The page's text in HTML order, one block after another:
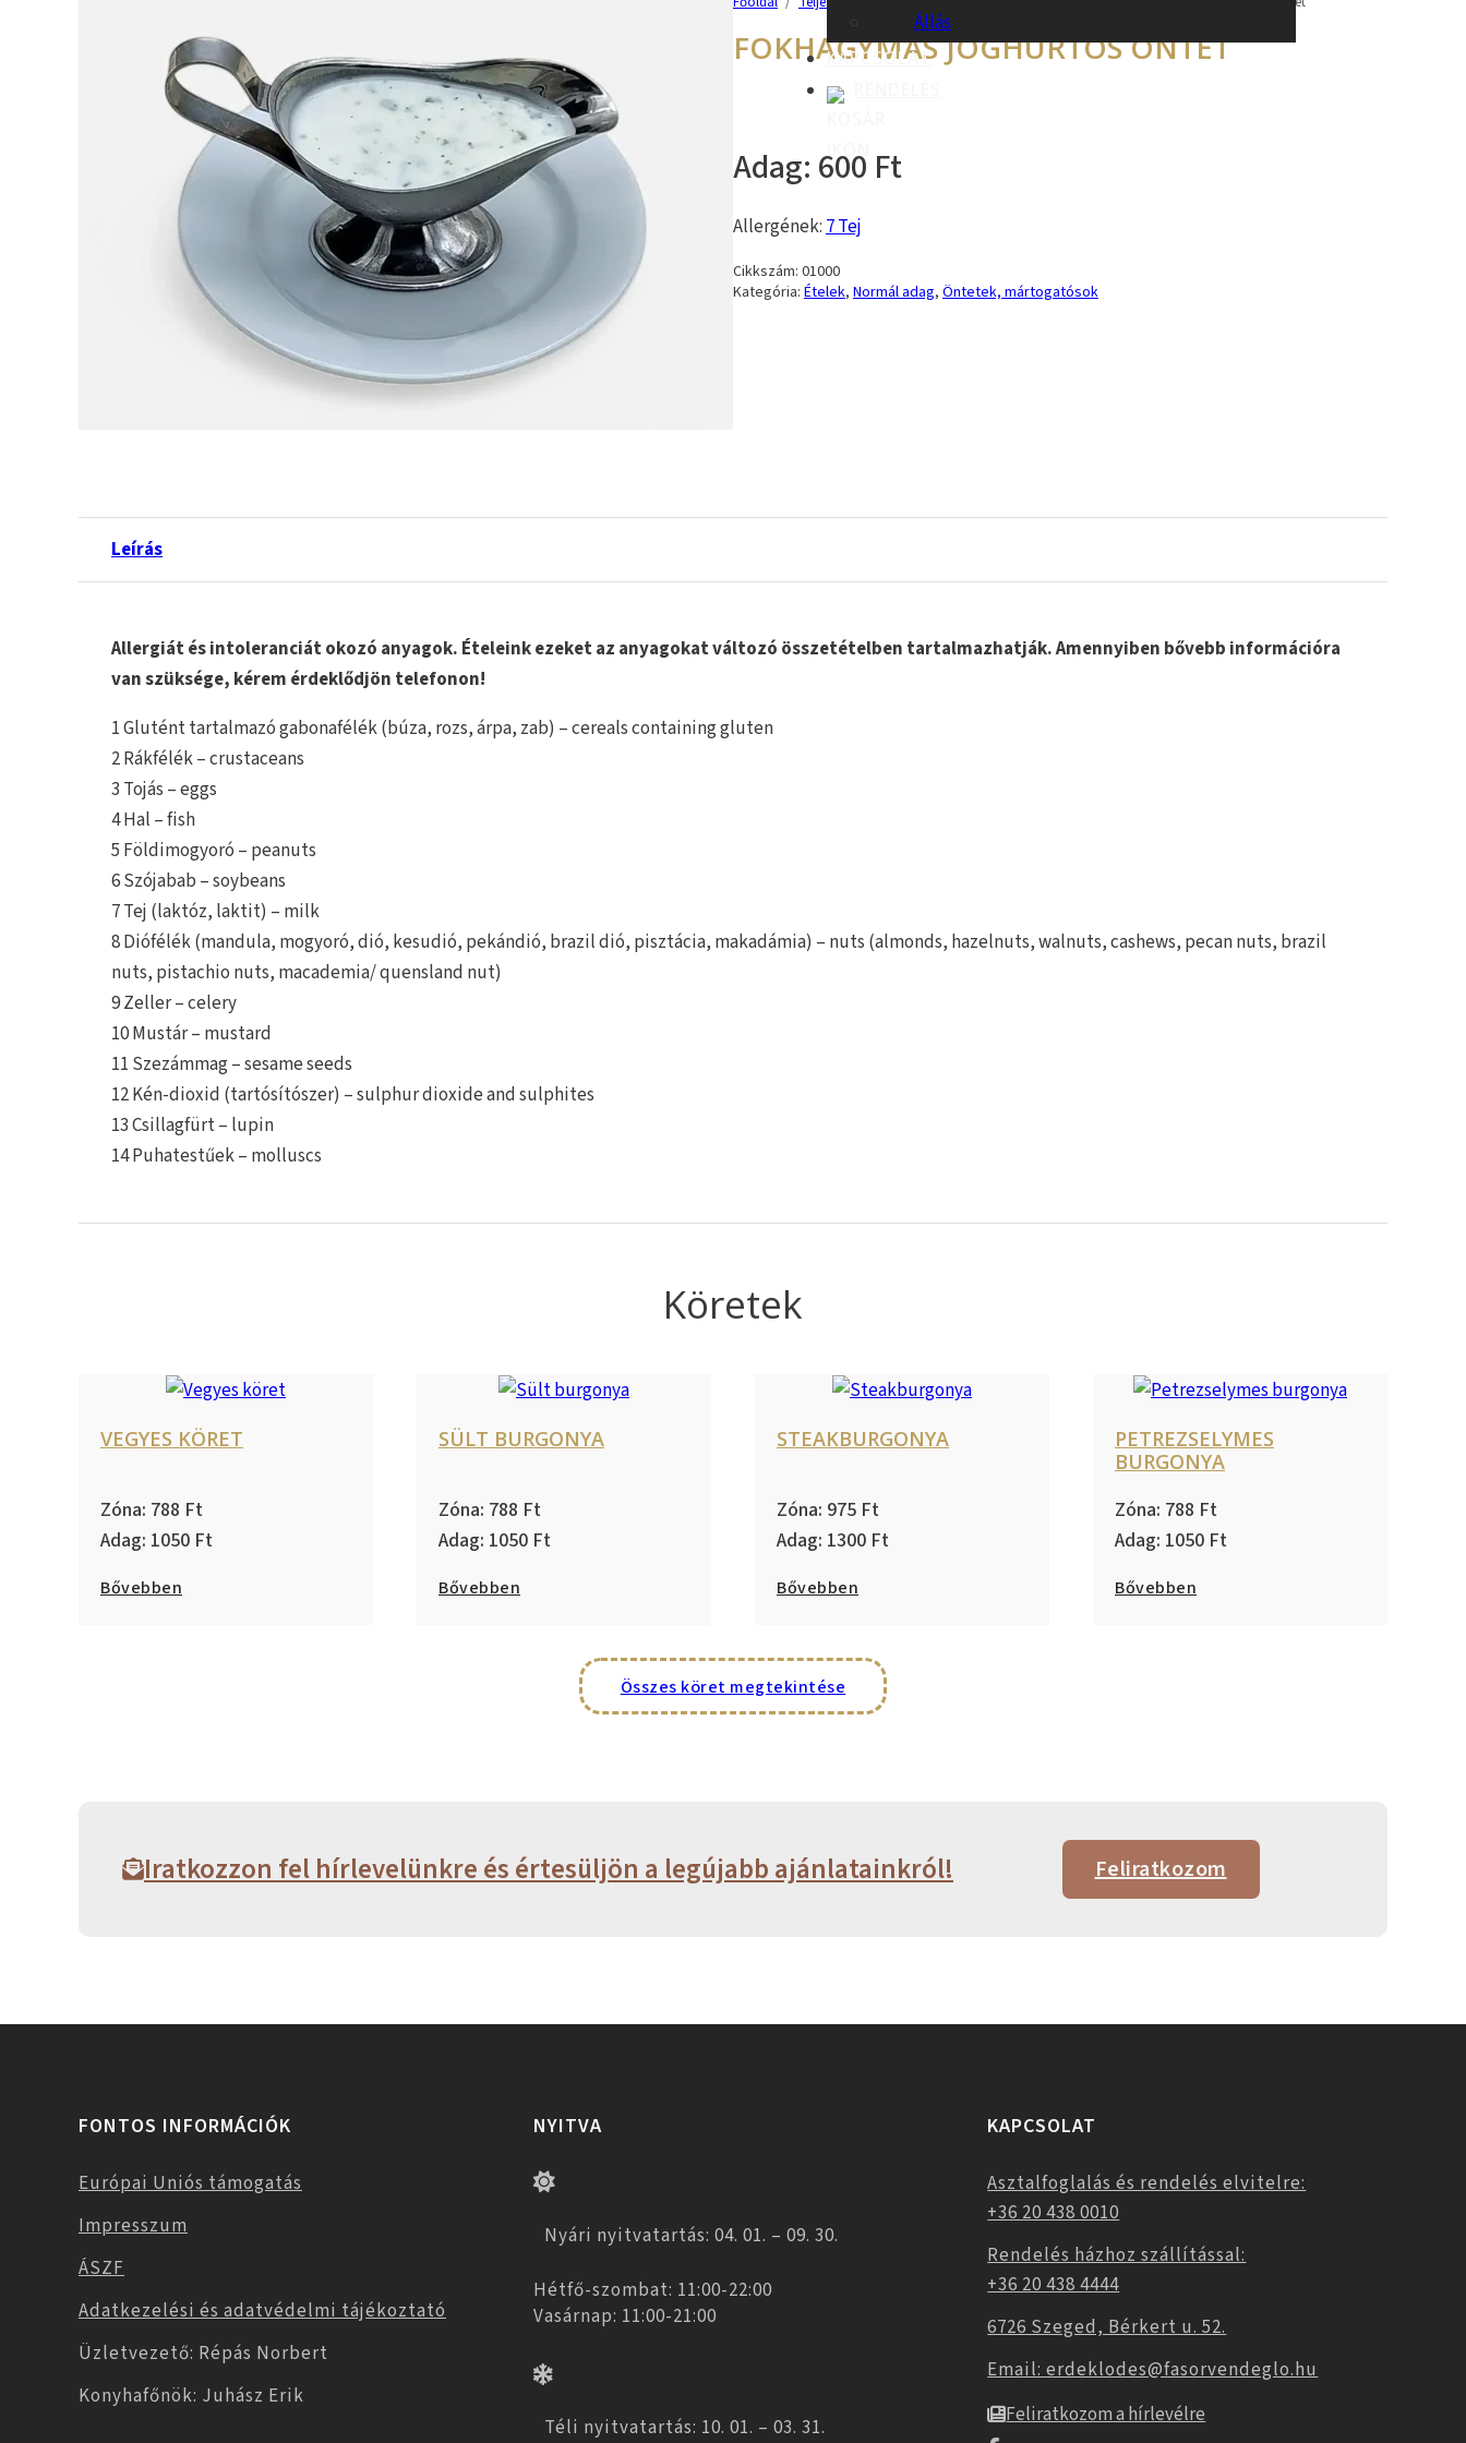
Állás
KAPCSOLAT
FOKHAGYMÁS JOGHURTOS ÖNTET
600
Allergének:7 Tej
Cikkszám: 01000
Kategória: Ételek, Normál adag, Öntetek, mártogatósok
Leírás
Allergiát és intoleranciát okozó anyagok. Ételeink ezeket az anyagokat változó összetételben tartalmazhatják. Amennyiben bővebb információra
van szüksége, kérem érdeklődjön telefonon!
1 Glutént tartalmazó gabonafélék (búza, rozs, árpa, zab) – cereals containing gluten
2 Rákfélék – crustaceans
3 Tojás – eggs
4 Hal – fish
5 Földimogyoró – peanuts
6 Szójabab – soybeans
7 Tej (laktóz, laktit) – milk
8 Diófélék (mandula, mogyoró, dió, kesudió, pekándió, brazil dió, pisztácia, makadámia) – nuts (almonds, hazelnuts, walnuts, cashews, pecan nuts, brazil
nuts, pistachio nuts, macademia/ quensland nut)
9 Zeller – celery
10 Mustár – mustard
11 Szezámmag – sesame seeds
12 Kén-dioxid (tartósítószer) – sulphur dioxide and sulphites
13 Csillagfürt – lupin
14 Puhatestűek – molluscs
Köretek
VEGYES KÖRET
788
1050
Bővebben
SÜLT BURGONYA
788
1050
Bővebben
STEAKBURGONYA
975
1300
Bővebben
PETREZSELYMES
BURGONYA
788
1050
Bővebben
Összes köret megtekintése
Iratkozzon fel hírlevelünkre és értesüljön a legújabb ajánlatainkról! Feliratkozom
FONTOS INFORMÁCIÓK
Európai Uniós támogatás
Impresszum
ÁSZF
Adatkezelési és adatvédelmi tájékoztató
Üzletvezető: Répás Norbert
Konyhafőnök: Juhász Erik
NYITVA
Nyári nyitvatartás: 04. 01. – 09. 30.
Hétfő-szombat: 11:00-22:00
Vasárnap: 11:00-21:00
Téli nyitvatartás: 10. 01. – 03. 31.
KAPCSOLAT
Asztalfoglalás és rendelés elvitelre:
+36 20 438 0010
Rendelés házhoz szállítással:
+36 20 438 4444
6726 Szeged, Bérkert u. 52.
Email: erdeklodes@fasorvendeglo.hu
Feliratkozom a hírlevélre